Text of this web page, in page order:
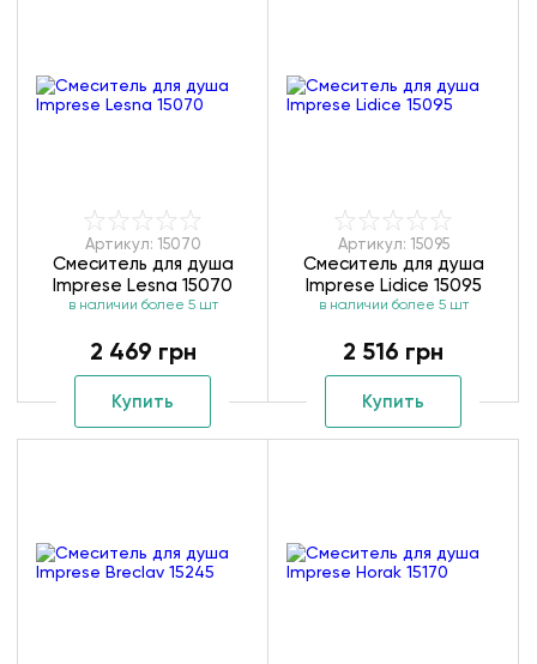
Артикул: 15070
Смеситель для душа
Imprese Lesna 15070
в наличии более 5 шт
2 469 грн
Купить
Артикул: 15095
Смеситель для душа
Imprese Lidice 15095
в наличии более 5 шт
2 516 грн
Купить